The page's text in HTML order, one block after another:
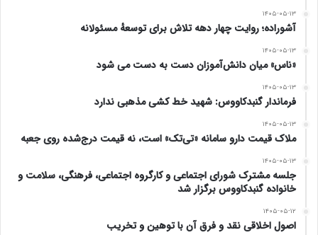
۱۴۰۵-۰۵-۱۳
آشوراده؛ روایت چهار دهه تلاش برای توسعهٔ مسئولانه
۱۴۰۵-۰۵-۱۳
«ناس» میان دانش‌آموزان دست به دست می شود
۱۴۰۵-۰۵-۱۳
فرماندار گنبدکاووس: شهید خط کشی مذهبی ندارد
۱۴۰۵-۰۵-۱۳
ملاک قیمت دارو سامانه «تی‌تک» است، نه قیمت درج‌شده روی جعبه
۱۴۰۵-۰۵-۱۳
جلسه مشترک شورای اجتماعی و کارگروه اجتماعی، فرهنگی، سلامت و
خانواده گنبدکاووس برگزار شد
۱۴۰۵-۰۵-۱۲
اصول اخلاقی نقد و فرق آن با توهین و تخریب